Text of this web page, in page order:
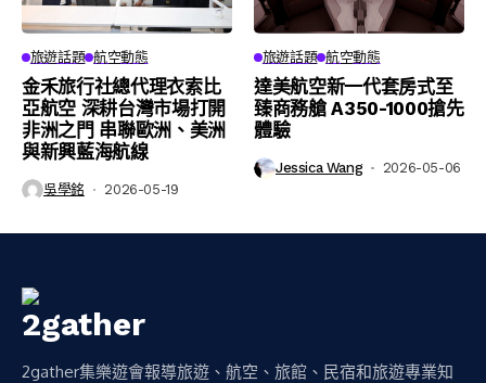
旅遊話題 航空動態
金禾旅行社總代理衣索比
亞航空 深耕台灣市場打開
非洲之門 串聯歐洲、美洲
與新興藍海航線
吳學銘 2026-05-19
旅遊話題 航空動態
達美航空新一代套房式至
臻商務艙 A350-1000搶先
體驗
Jessica Wang 2026-05-06
2gather集樂遊會報導旅遊、航空、旅館、民宿和旅遊專業知